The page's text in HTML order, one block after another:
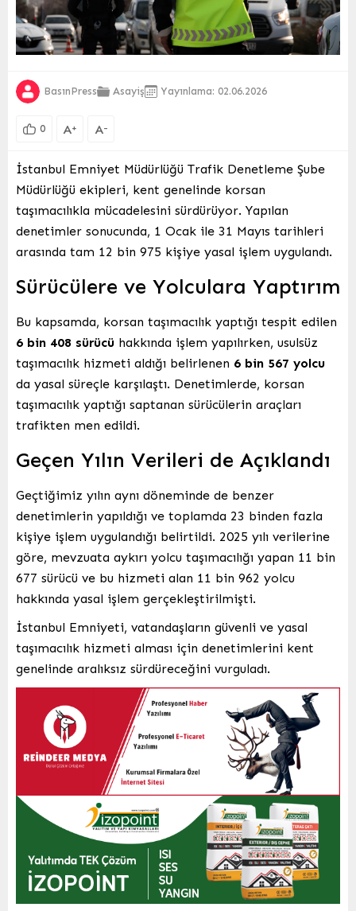
BasınPress Asayiş Yayınlama: 02.06.2026
0 A+ A-
İstanbul Emniyet Müdürlüğü Trafik Denetleme Şube
Müdürlüğü ekipleri, kent genelinde korsan
taşımacılıkla mücadelesini sürdürüyor. Yapılan
denetimler sonucunda, 1 Ocak ile 31 Mayıs tarihleri
arasında tam 12 bin 975 kişiye yasal işlem uygulandı.
Sürücülere ve Yolculara Yaptırım
Bu kapsamda, korsan taşımacılık yaptığı tespit edilen
6 bin 408 sürücü hakkında işlem yapılırken, usulsüz
taşımacılık hizmeti aldığı belirlenen 6 bin 567 yolcu
da yasal süreçle karşılaştı. Denetimlerde, korsan
taşımacılık yaptığı saptanan sürücülerin araçları
trafikten men edildi.
Geçen Yılın Verileri de Açıklandı
Geçtiğimiz yılın aynı döneminde de benzer
denetimlerin yapıldığı ve toplamda 23 binden fazla
kişiye işlem uygulandığı belirtildi. 2025 yılı verilerine
göre, mevzuata aykırı yolcu taşımacılığı yapan 11 bin
677 sürücü ve bu hizmeti alan 11 bin 962 yolcu
hakkında yasal işlem gerçekleştirilmişti.
İstanbul Emniyeti, vatandaşların güvenli ve yasal
taşımacılık hizmeti alması için denetimlerini kent
genelinde aralıksız sürdüreceğini vurguladı.